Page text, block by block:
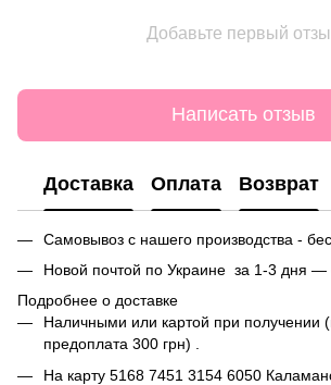
Добавьте первый
Написать отзыв
Доставка Оплата Возврат
Самовывоз с нашего производства -
Новой почтой по Украине за 1-3 дня —
Подробнее о доставке
Наличными или картой при получении
предоплата 300 грн) .
На карту 5168 7451 3154 6050